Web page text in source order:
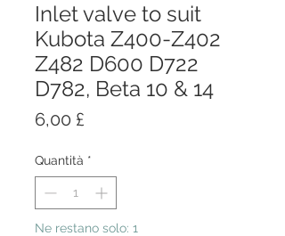
Inlet valve to suit
Kubota Z400-Z402
Z482 D600 D722
D782, Beta 10 & 14
6,00 £
Quantità *
Ne restano solo: 1